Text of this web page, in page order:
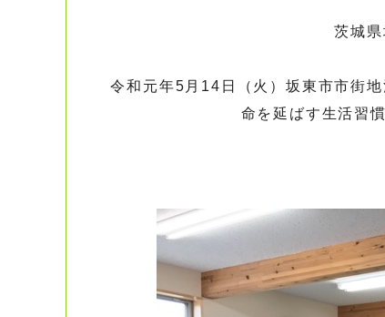
茨城県
令和元年5月14日（火）坂東市市街
命を延ばす生活習